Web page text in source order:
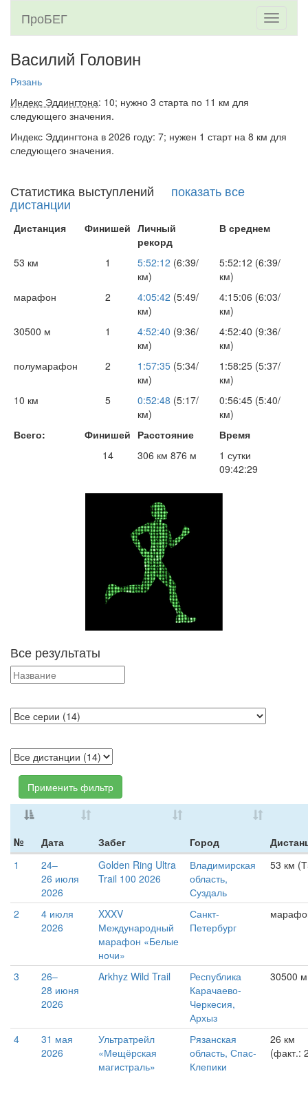
Toggle
ПроБЕГ
Василий Головин
Рязань
Индекс Эддингтона: 10; нужно 3 старта по 11 км для
следующего значения.
Индекс Эддингтона в 2026 году: 7; нужен 1 старт на 8 км для
следующего значения.
Статистика выступлений показать все
дистанции
Дистанция Финишей Личный
рекорд
В среднем
53 км 1 5:52:12 (6:39/
км)
5:52:12 (6:39/
км)
марафон
2 4:05:42 (5:49/
км)
4:15:06 (6:03/
км)
30500 м
1 4:52:40 (9:36/
км)
4:52:40 (9:36/
км)
полумарафон
2 1:57:35 (5:34/
км)
1:58:25 (5:37/
км)
10 км
5 0:52:48 (5:17/
км)
0:56:45 (5:40/
км)
Всего:
Финишей Расстояние
Время
14
306 км 876 м
1 сутки
09:42:29
Все результаты
Применить фильтр
№ Дата Забег Город
1
24–
26 июля
2026
Golden Ring Ultra
Trail 100 2026
Владимирская
область,
Суздаль
53 км
2
4 июля
2026
XXXV
Международный
марафон «Белые
ночи»
Санкт-
Петербург
3
26–
28 июня
2026
Arkhyz Wild Trail
Республика
Карачаево-
Черкесия,
Архыз
30500
4
31 мая
2026
Ультратрейл
«Мещёрская
магистраль»
Рязанская
область, Спас-
Клепики
26 км
(факт.: